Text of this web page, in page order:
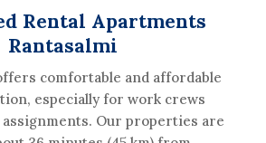
Rental Apartments
Rantasalmi
comfortable and affordable
especially for work crews
Our properties are